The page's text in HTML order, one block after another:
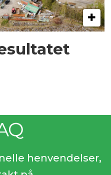
henvendelser,